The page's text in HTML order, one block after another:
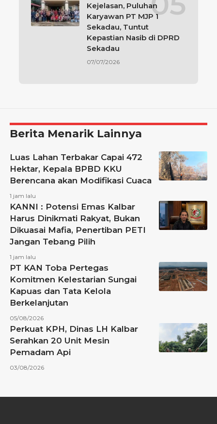
Kejelasan, Puluhan
Karyawan PT MJP 1
Sekadau, Tuntut
Kepastian Nasib di DPRD
Sekadau
07/07/2026
Berita Menarik Lainnya
Luas Lahan Terbakar Capai 472
Hektar, Kepala BPBD KKU
Berencana akan Modifikasi Cuaca
1 jam lalu
KANNI : Potensi Emas Kalbar
Harus Dinikmati Rakyat, Bukan
Dikuasai Mafia, Penertiban PETI
Jangan Tebang Pilih
1 jam lalu
PT KAN Toba Pertegas
Komitmen Kelestarian Sungai
Kapuas dan Tata Kelola
Berkelanjutan
05/08/2026
Perkuat KPH, Dinas LH Kalbar
Serahkan 20 Unit Mesin
Pemadam Api
03/08/2026